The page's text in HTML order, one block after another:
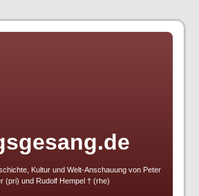
Kultur und Welt-Anschauung von Peter
(pri) und Rudolf Hempel † (rhe)